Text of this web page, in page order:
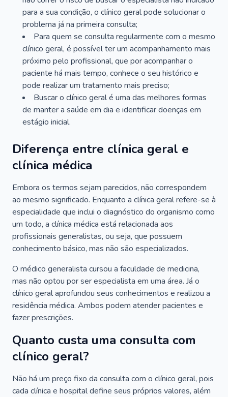
para a sua condição, o clínico geral pode solucionar o
problema já na primeira consulta;
Para quem se consulta regularmente com o mesmo
clínico geral, é possível ter um acompanhamento mais
próximo pelo profissional, que por acompanhar o
paciente há mais tempo, conhece o seu histórico e
pode realizar um tratamento mais preciso;
Buscar o clínico geral é uma das melhores formas
de manter a saúde em dia e identificar doenças em
estágio inicial.
Diferença entre clínica geral e
clínica médica
Embora os termos sejam parecidos, não correspondem
ao mesmo significado. Enquanto a clínica geral refere-se à
especialidade que inclui o diagnóstico do organismo como
um todo, a clínica médica está relacionada aos
profissionais generalistas, ou seja, que possuem
conhecimento básico, mas não são especializados.
O médico generalista cursou a faculdade de medicina,
mas não optou por ser especialista em uma área. Já o
clínico geral aprofundou seus conhecimentos e realizou a
residência médica. Ambos podem atender pacientes e
fazer prescrições.
Quanto custa uma consulta com
clínico geral?
Não há um preço fixo da consulta com o clínico geral, pois
cada clínica e hospital define seus próprios valores, além